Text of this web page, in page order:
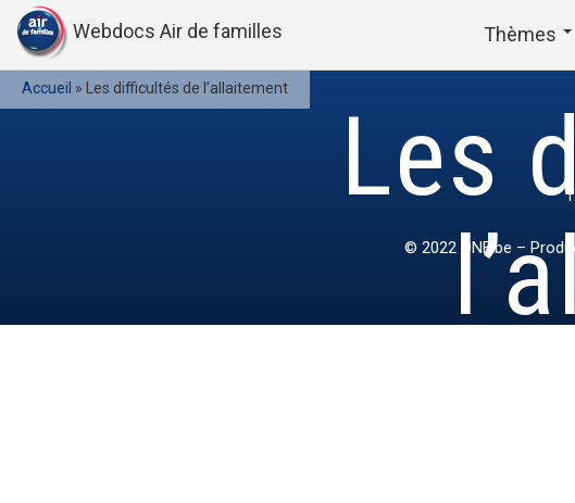
Webdocs Air de familles Thèmes
Accueil » Les difficultés de l’allaitement
Les
© 2022 ONE.be –